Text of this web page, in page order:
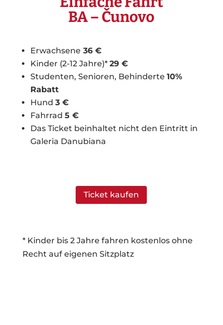
BA – Čunovo
Erwachsene 36 €
Kinder (2-12 Jahre)* 29 €
Studenten, Senioren, Behinderte 10%
Rabatt
Hund 3 €
Fahrrad 5 €
Das Ticket beinhaltet nicht den Eintritt in
Galeria Danubiana
Ticket kaufen
* Kinder bis 2 Jahre fahren kostenlos ohne
Recht auf eigenen Sitzplatz